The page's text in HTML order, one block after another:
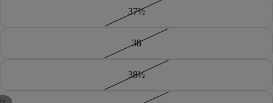
37½
38
38½